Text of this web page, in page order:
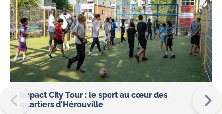
Impact City Tour : le sport au cœur des
quartiers d'Hérouville